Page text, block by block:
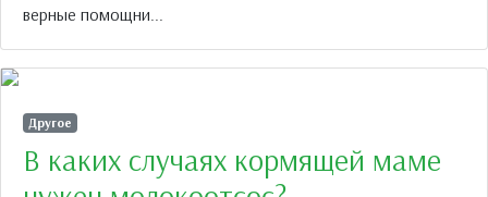
верные помощни...
Другое
В каких случаях кормящей маме